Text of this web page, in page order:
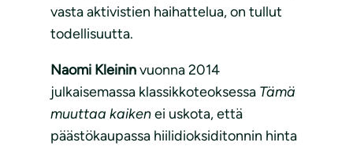
vasta aktivistien haihattelua, on tullut
todellisuutta.
Naomi Kleininvuonna 2014
julkaisemassa klassikkoteoksessa Tämä
muuttaa kaikenei uskota, että
päästökaupassa hiilidioksiditonnin hinta